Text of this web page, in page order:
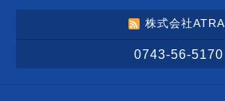
株式会社ATRA
0743-56-5170